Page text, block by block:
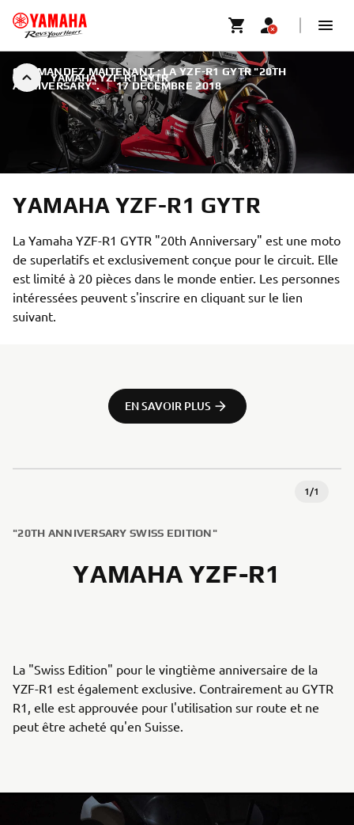
YAMAHA YZF-R1 GYTR
COMMANDEZ MAITENANT : LA YZF-R1 GYTR "20TH
ANNIVERSARY". | 17 DÉCEMBRE 2018
YAMAHA YZF-R1 GYTR
La Yamaha YZF-R1 GYTR "20th Anniversary" est une moto
de superlatifs et exclusivement conçue pour le circuit. Elle
est limité à 20 pièces dans le monde entier. Les personnes
intéressées peuvent s'inscrire en cliquant sur le lien
suivant.
EN SAVOIR PLUS
1/1
"20TH ANNIVERSARY SWISS EDITION"
YAMAHA YZF-R1
La "Swiss Edition" pour le vingtième anniversaire de la
YZF-R1 est également exclusive. Contrairement au GYTR
R1, elle est approuvée pour l'utilisation sur route et ne
peut être acheté qu'en Suisse.